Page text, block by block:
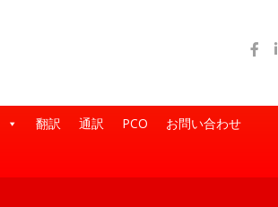
翻訳 通訳 PCO お問い合わせ